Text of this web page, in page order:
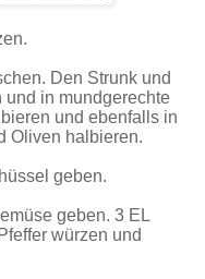
Den Strunk und
und in mundgerechte
und ebenfalls in
Oliven halbieren.
geben.
geben. 3 EL
würzen und